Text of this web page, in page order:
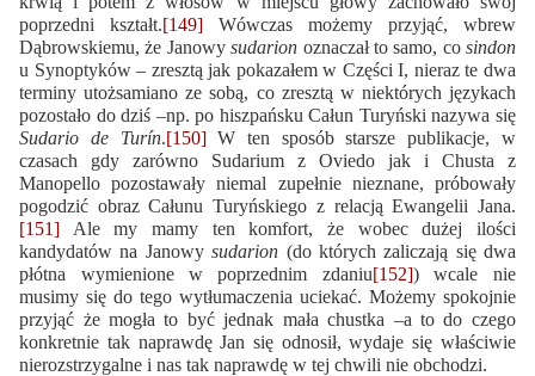
poprzedni kształt.[149] Wówczas możemy przyjąć, wbrew
Dąbrowskiemu, że Janowysudarion oznaczał to samo, cosindon
u Synoptyków – zresztą jak pokazałem w Części I, nieraz te dwa
terminy utożsamiano ze sobą, co zresztą w niektórych językach
pozostało do dziś –np. po hiszpańsku Całun Turyński nazywa się
Sudario de Turín.[150]W ten sposób starsze publikacje, w
czasach gdy zarówno Sudarium z Oviedo jak i Chusta z
Manopello pozostawały niemal zupełnie nieznane, próbowały
pogodzić obraz Całunu Turyńskiego z relacją Ewangelii Jana.
[151] Ale my mamy ten komfort, że wobec dużej ilości
kandydatów na Janowysudarion (do których zaliczają się dwa
płótna wymienione w poprzednim zdaniu[152]) wcale nie
musimy się do tego wytłumaczenia uciekać. Możemy spokojnie
przyjąć że mogła to być jednak mała chustka –a to do czego
konkretnie tak naprawdę Jan się odnosił, wydaje się właściwie
nierozstrzygalne i nas tak naprawdę w tej chwili nie obchodzi.